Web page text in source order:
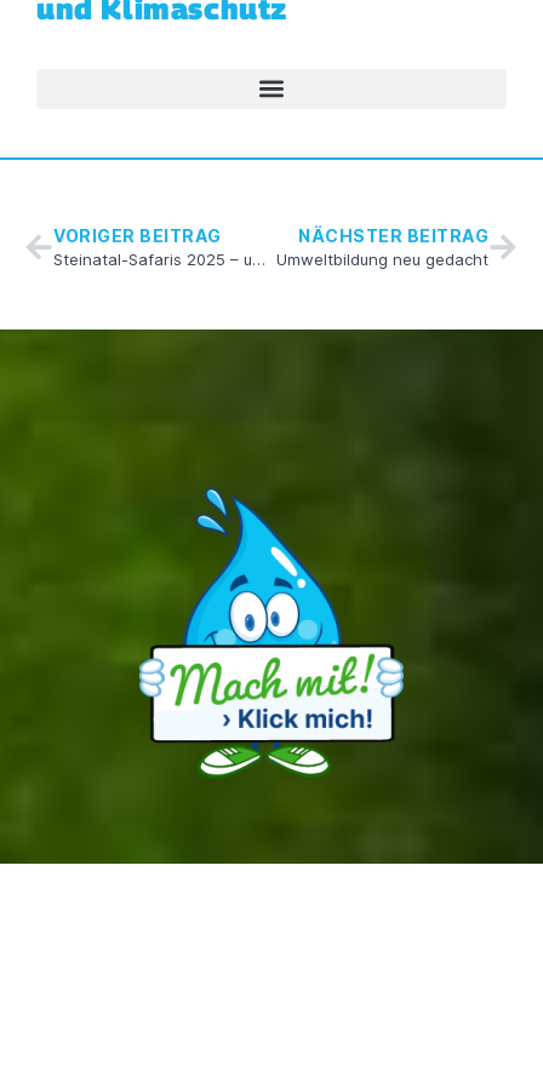
und Klimaschutz
VORIGER BEITRAG
Steinatal-Safaris 2025 – unvergessliche Augenblicke
NÄCHSTER BEITRAG
Umweltbildung neu gedacht